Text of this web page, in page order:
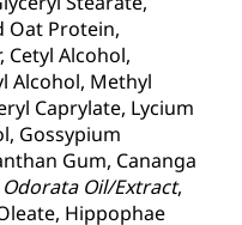
Oat Protein,
Alcohol,
Alcohol, Methyl
Caprylate, Lycium
Gossypium
Gum, Cananga
Odorata Oil/Extract,
Hippophae